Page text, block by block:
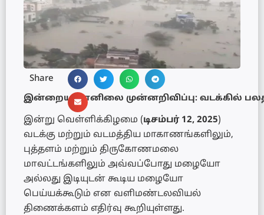
Share
இன்றைய வானிலை முன்னறிவிப்பு: வடக்கில்
இன்று வெள்ளிக்கிழமை (டிசம்பர் 12, 2025)
வடக்கு மற்றும் வடமத்திய மாகாணங்களிலும்,
புத்தளம் மற்றும் திருகோணமலை
மாவட்டங்களிலும் அவ்வப்போது மழையோ
அல்லது இடியுடன் கூடிய மழையோ
பெய்யக்கூடும் என வளிமண்டலவியல்
திணைக்களம் எதிர்வு கூறியுள்ளது.